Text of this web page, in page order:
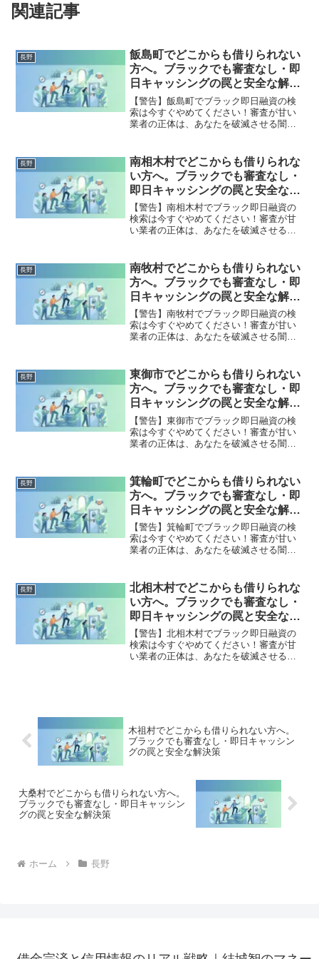
関連記事
長野
飯島町でどこからも借りられない
方へ。ブラックでも審査なし・即
日キャッシングの罠と安全な解決
策
【警告】飯島町でブラック即日融資の検
索は今すぐやめてください！審査が甘い
業者の正体は、あなたを破滅させる闇金
町で違法業者を避け、借金地獄から抜け
出した方々の実体験と確実な解決策を完
全公開。
長野
南相木村でどこからも借りられな
い方へ。ブラックでも審査なし・
即日キャッシングの罠と安全な解
決策
【警告】南相木村でブラック即日融資の
検索は今すぐやめてください！審査が甘
い業者の正体は、あなたを破滅させる闇
南相木村で違法業者を避け、借金地獄か
ら抜け出した方々の実体験と確実な解決
策を完全公開。
長野
南牧村でどこからも借りられない
方へ。ブラックでも審査なし・即
日キャッシングの罠と安全な解決
策
【警告】南牧村でブラック即日融資の検
索は今すぐやめてください！審査が甘い
業者の正体は、あなたを破滅させる闇金
村で違法業者を避け、借金地獄から抜け
出した方々の実体験と確実な解決策を完
全公開。
長野
東御市でどこからも借りられない
方へ。ブラックでも審査なし・即
日キャッシングの罠と安全な解決
策
【警告】東御市でブラック即日融資の検
索は今すぐやめてください！審査が甘い
業者の正体は、あなたを破滅させる闇金
市で違法業者を避け、借金地獄から抜け
出した方々の実体験と確実な解決策を完
全公開。
長野
箕輪町でどこからも借りられない
方へ。ブラックでも審査なし・即
日キャッシングの罠と安全な解決
策
【警告】箕輪町でブラック即日融資の検
索は今すぐやめてください！審査が甘い
業者の正体は、あなたを破滅させる闇金
町で違法業者を避け、借金地獄から抜け
出した方々の実体験と確実な解決策を完
全公開。
長野
北相木村でどこからも借りられな
い方へ。ブラックでも審査なし・
即日キャッシングの罠と安全な解
決策
【警告】北相木村でブラック即日融資の
検索は今すぐやめてください！審査が甘
い業者の正体は、あなたを破滅させる闇
木祖村でどこからも借りられない方へ。
ブラックでも審査なし・即日キャッシン
グの罠と安全な解決策
大桑村でどこからも借りられない方へ。
ブラックでも審査なし・即日キャッシン
グの罠と安全な解決策
ホーム 長野